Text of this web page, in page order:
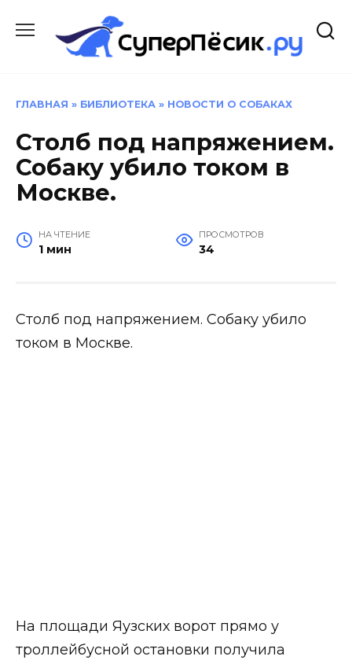
содержанию
ГЛАВНАЯ » БИБЛИОТЕКА » НОВОСТИ О СОБАКАХ
Столб под напряжением.
Собаку убило током в
Москве.
НА ЧТЕНИЕ
1 мин
ПРОСМОТРОВ
34
Столб под напряжением. Собаку убило
током в Москве.
На площади Яузских ворот прямо у
троллейбусной остановки получила